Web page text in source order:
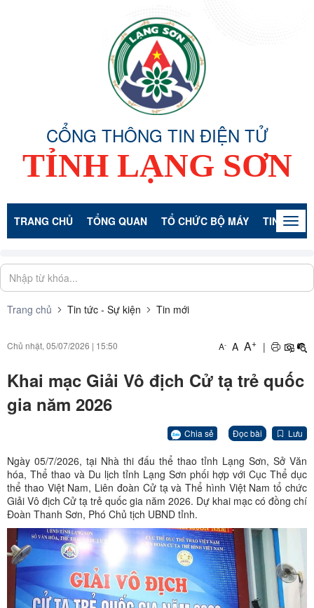
CỔNG THÔNG TIN ĐIỆN TỬ
TỈNH LẠNG SƠN
TRANG CHỦ TỔNG QUAN TỔ CHỨC BỘ MÁY TIN TỨC -
Trang chủ Tin tức - Sự kiện Tin mới
Chủ nhật, 05/07/2026 | 15:50 A- A A+ |
Khai mạc Giải Vô địch Cử tạ trẻ quốc
gia năm 2026
Chia sẻ Đọc bài Lưu
Ngày 05/7/2026, tại Nhà thi đấu thể thao tỉnh Lạng Sơn, Sở Văn
hóa, Thể thao và Du lịch tỉnh Lạng Sơn phối hợp với Cục Thể dục
thể thao Việt Nam, Liên đoàn Cử tạ và Thể hình Việt Nam tổ chức
Giải Vô địch Cử tạ trẻ quốc gia năm 2026. Dự khai mạc có đồng chí
Đoàn Thanh Sơn, Phó Chủ tịch UBND tỉnh.